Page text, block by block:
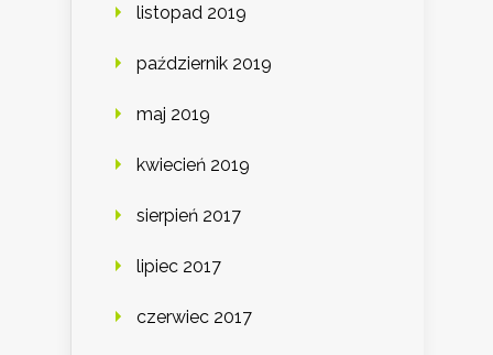
listopad 2019
październik 2019
maj 2019
kwiecień 2019
sierpień 2017
lipiec 2017
czerwiec 2017